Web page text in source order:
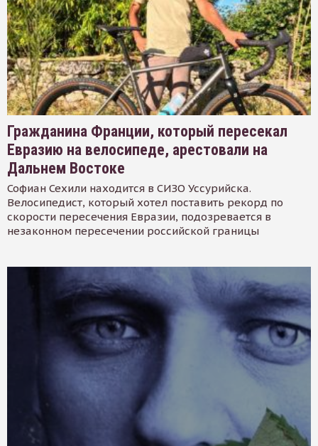
Гражданина Франции, который пересекал
Евразию на велосипеде, арестовали на
Дальнем Востоке
Софиан Сехили находится в СИЗО Уссурийска.
Велосипедист, который хотел поставить рекорд по
скорости пересечения Евразии, подозревается в
незаконном пересечении российской границы